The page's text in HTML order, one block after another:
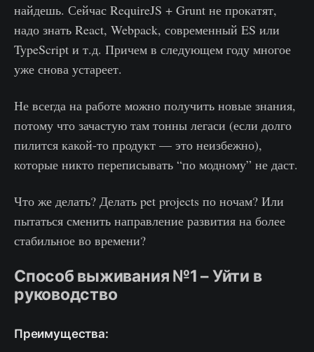
найдешь. Сейчас RequireJS + Grunt не прокатят,
надо знать React, Webpack, современный ES или
TypeScript и т.д. Причем в следующем году многое
уже снова устареет.
Не всегда на работе можно получить новые знания,
потому что зачастую там тонны легаси (если долго
пилится какой-то продукт — это неизбежно),
которые никто переписывать “по модному” не даст.
Что же делать? Делать pet projects по ночам? Или
пытаться сменить направление развития на более
стабильное во времени?
Способ выживания №1 – Уйти в
руководство
Преимущества: